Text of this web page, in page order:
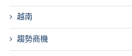
越南
趨勢商機